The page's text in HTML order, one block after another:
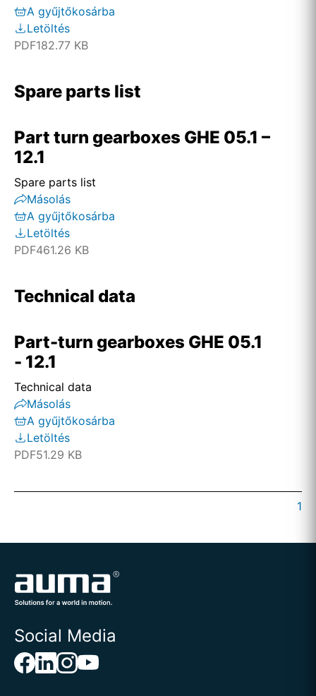
A gyűjtőkosárba
Letöltés
PDF182.77 KB
Spare parts list
Part turn gearboxes GHE 05.1 –
12.1
Spare parts list
Másolás
A gyűjtőkosárba
Letöltés
PDF461.26 KB
Technical data
Part-turn gearboxes GHE 05.1
- 12.1
Technical data
Másolás
A gyűjtőkosárba
Letöltés
PDF51.29 KB
1
Social Media